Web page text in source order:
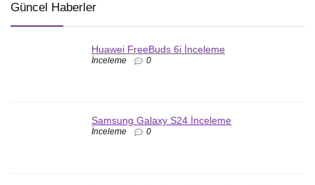
Güncel Haberler
Huawei FreeBuds 6i İnceleme
İnceleme 0
Samsung Galaxy S24 İnceleme
İnceleme 0